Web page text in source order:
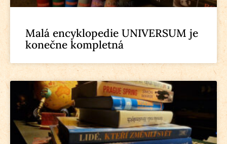
Malá encyklopedie UNIVERSUM je
konečne kompletná